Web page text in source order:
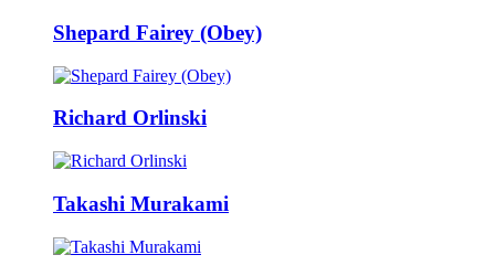
Shepard Fairey (Obey)
Richard Orlinski
Takashi Murakami